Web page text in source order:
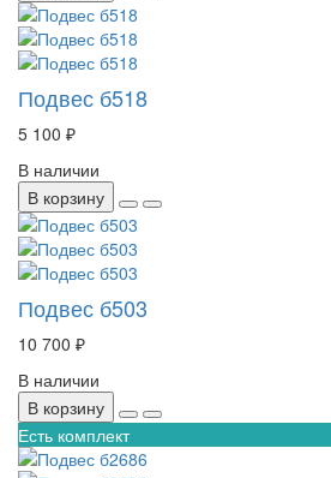
Подвес б518
5 100 ₽
В наличии
В корзину
Подвес б503
10 700 ₽
В наличии
В корзину
Есть комплект